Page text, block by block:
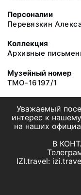
Персоналии
Перевязкин
Коллекция
Архивные
Музейный номер
ТМО-16197/1
Уважаемый
интерес к
на наших
В
IZI.travel: